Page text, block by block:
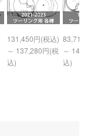
131,450円(税込)
～ 137,280円(税
込)
83,710
～
込)